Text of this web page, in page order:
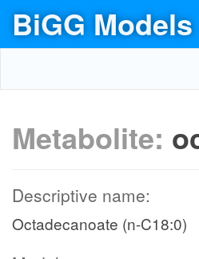
BiGG Models
Metabolite:
Descriptive name:
Octadecanoate (n-C18:0)